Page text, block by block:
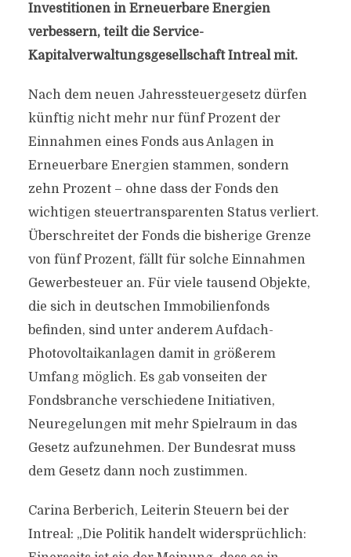
Investitionen in Erneuerbare Energien
verbessern, teilt die Service-
Kapitalverwaltungsgesellschaft Intreal mit.
Nach dem neuen Jahressteuergesetz dürfen
künftig nicht mehr nur fünf Prozent der
Einnahmen eines Fonds aus Anlagen in
Erneuerbare Energien stammen, sondern
zehn Prozent – ohne dass der Fonds den
wichtigen steuertransparenten Status verliert.
Überschreitet der Fonds die bisherige Grenze
von fünf Prozent, fällt für solche Einnahmen
Gewerbesteuer an. Für viele tausend Objekte,
die sich in deutschen Immobilienfonds
befinden, sind unter anderem Aufdach-
Photovoltaikanlagen damit in größerem
Umfang möglich. Es gab vonseiten der
Fondsbranche verschiedene Initiativen,
Neuregelungen mit mehr Spielraum in das
Gesetz aufzunehmen. Der Bundesrat muss
dem Gesetz dann noch zustimmen.
Carina Berberich, Leiterin Steuern bei der
Intreal: „Die Politik handelt widersprüchlich: